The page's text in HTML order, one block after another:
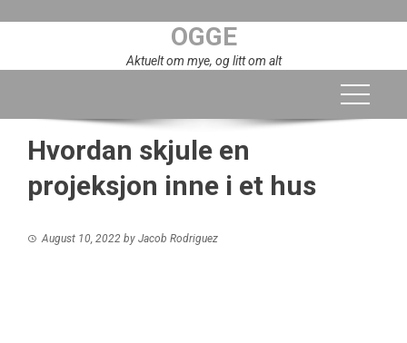
OGGE
Aktuelt om mye, og litt om alt
Hvordan skjule en
projeksjon inne i et hus
August 10, 2022 by Jacob Rodriguez